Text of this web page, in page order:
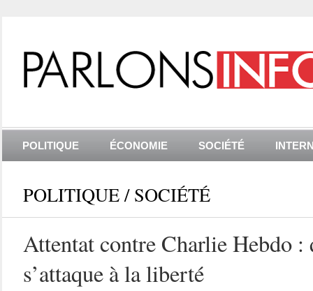
POLITIQUE ÉCONOMIE SOCIÉTÉ
POLITIQUE / SOCIÉTÉ
Attentat contre Charlie Hebdo :
s’attaque à la liberté